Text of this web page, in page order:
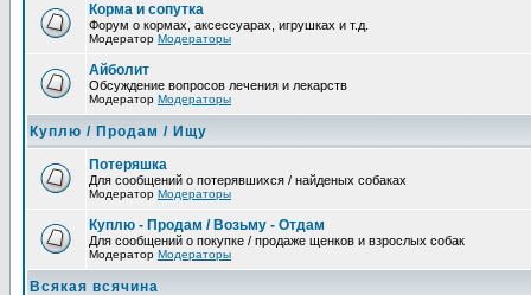
Корма и сопутка
Форум о кормах, аксессуарах, игрушках и т.д.
Модератор Модераторы
Айболит
Обсуждение вопросов лечения и лекарств
Модератор Модераторы
Куплю / Продам / Ищу
Потеряшка
Для сообщений о потерявшихся / найденых собаках
Модератор Модераторы
Куплю - Продам / Возьму - Отдам
Для сообщений о покупке / продаже щенков и взрослых собак
Модератор Модераторы
Всякая всячина